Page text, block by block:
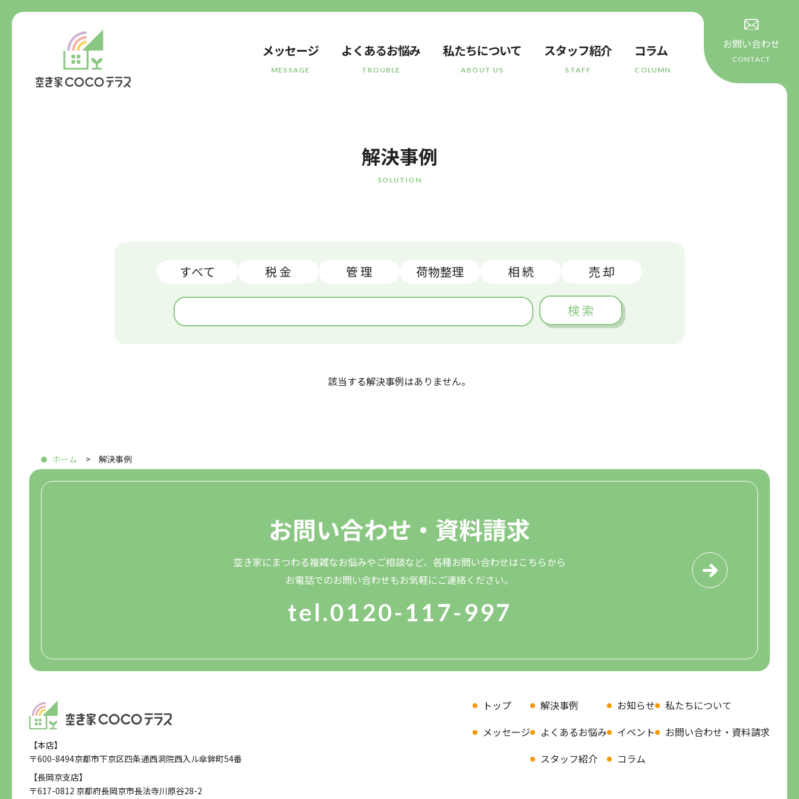
メッセージ
MESSAGE
よくあるお悩み
TROUBLE
私たちについて
ABOUT US
スタッフ紹介
STAFF
コラム
COLUMN
お問い合わせ
CONTACT
解決事例
SOLUTION
すべて 税 金 管 理 荷物整理 相 続 売 却
検 索
該当する解決事例はありません。
ホーム 解決事例
お問い合わせ・資料請求
空き家にまつわる複雑なお悩みやご相談など、各種お問い合わせはこちらから
お電話でのお問い合わせもお気軽にご連絡ください。
tel.0120-117-997
【本店】
〒600-8494京都市下京区四条通西洞院西入ル傘鉾町54番
【長岡京支店】
〒617-0812 京都府長岡京市長法寺川原谷28-2
トップ
メッセージ
解決事例
よくあるお悩み
スタッフ紹介
お知らせ
イベント
コラム
私たちについて
お問い合わせ・資料請求